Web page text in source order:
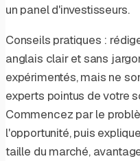
un panel d'investisseurs.
Conseils pratiques :
anglais clair et sans
expérimentés, mais ne
experts pointus de votre
Commencez par le
l'opportunité, puis
taille du marché,